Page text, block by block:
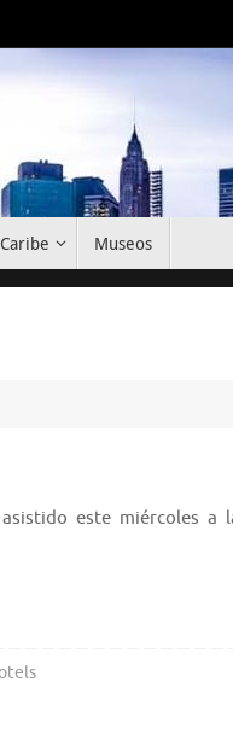
Caribe Museos
este miércoles a